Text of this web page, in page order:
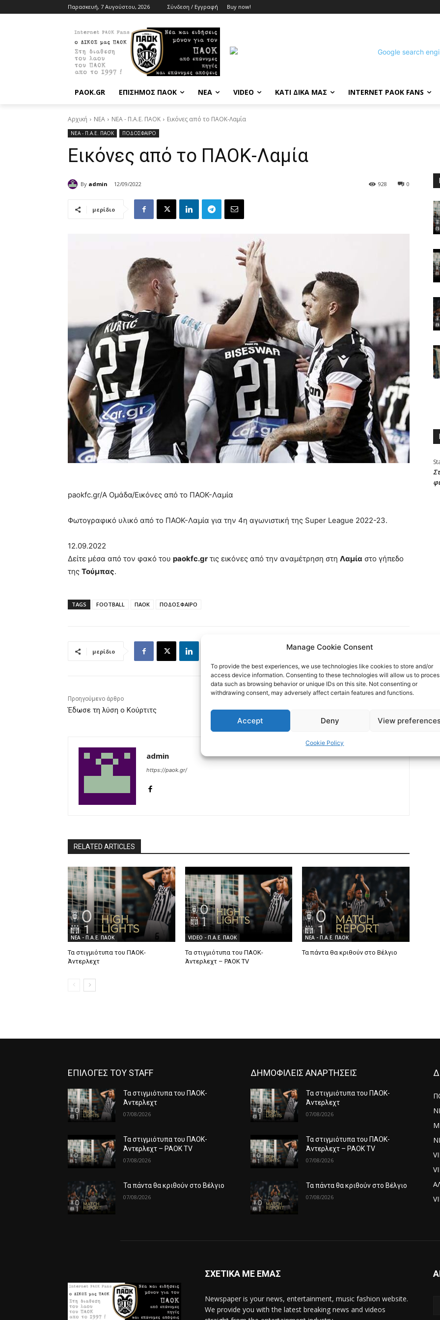
Manage Cookie Consent
To provide the best experiences, we use technologies like cookies to store and/or
access device information. Consenting to these technologies will allow us to
data such as browsing behavior or unique IDs on this site. Not consenting or
withdrawing consent, may adversely affect certain features and functions.
Accept Deny View
Cookie Policy
Παρασκευή, 7 Αυγούστου, 2026 Σύνδεση / Εγγραφή Buy now!
PAOK.GR ΕΠΙΣΗΜΟΣ ΠΑΟΚ ΝΕΑ VIDEO ΚΑΤΙ ΔΙΚΑ ΜΑΣ INTERNET PAOK FANS
Αρχική ΝΕΑ ΝΕΑ - Π.Α.Ε. ΠΑΟΚ Εικόνες από το ΠΑΟΚ-Λαμία
ΝΕΑ - Π.Α.Ε. ΠΑΟΚ ΠΟΔΟΣΦΑΙΡΟ
Εικόνες από το ΠΑΟΚ-Λαμία
By admin 12/09/2022 0
928
μερίδιο
paokfc.gr/Α Ομάδα/Εικόνες από το ΠΑΟΚ-Λαμία
Φωτογραφικό υλικό από το ΠΑΟΚ-Λαμία για την 4η αγωνιστική της Super League 2022-23.
12.09.2022
Δείτε μέσα από τον φακό του paokfc.gr τις εικόνες από την αναμέτρηση στη Λαμία στο γήπεδο
της Τούμπας.
TAGS FOOTBALL ΠΑΟΚ ΠΟΔΟΣΦΑΙΡΟ
μερίδιο
Προηγούμενο άρθρο
Έδωσε τη λύση ο Κούρτιτς
admin
https://paok.gr/
RELATED ARTICLES
ΝΕΑ - Π.Α.Ε. ΠΑΟΚ
Τα στιγμιότυπα του ΠΑΟΚ-
Άντερλεχτ
VIDEO - Π.Α.Ε. ΠΑΟΚ
Τα στιγμιότυπα του ΠΑΟΚ-
Άντερλεχτ – PAOK TV
ΝΕΑ - Π.Α.Ε. ΠΑΟΚ
Τα πάντα θα κριθούν στο Βέλγιο
ΕΠΙΛΟΓΕΣ ΤΟΥ STAFF
Τα στιγμιότυπα του ΠΑΟΚ-
Άντερλεχτ
07/08/2026
Τα στιγμιότυπα του ΠΑΟΚ-
Άντερλεχτ – PAOK TV
07/08/2026
Τα πάντα θα κριθούν στο Βέλγιο
07/08/2026
ΔΗΜΟΦΙΛΕΙΣ ΑΝΑΡΤΗΣΕΙΣ
Τα στιγμιότυπα του ΠΑΟΚ-
Άντερλεχτ
07/08/2026
Τα στιγμιότυπα του ΠΑΟΚ-
Άντερλεχτ – PAOK TV
07/08/2026
Τα πάντα θα κριθούν στο Βέλγιο
07/08/2026
ΣΧΕΤΙΚΑ ΜΕ ΕΜΑΣ
Newspaper is your news, entertainment, music fashion website.
We provide you with the latest breaking news and videos